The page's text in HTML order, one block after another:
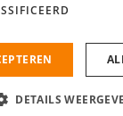
zo gevonden!
DETAILS